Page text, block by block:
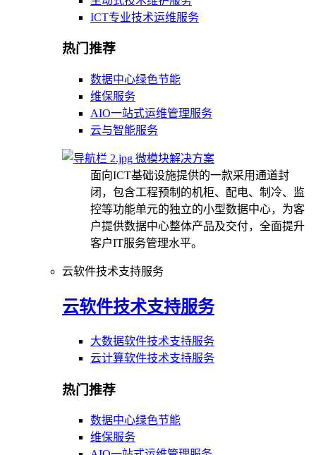
ICT专业技术运维服务
热门推荐
数据中心绿色节能
维保服务
AIO一站式运维管理服务
云与智能服务
微模块解决方案
面向ICT基础设施提供的一款采用通道封
闭，包含工程预制的机柜、配电、制冷、监
控等功能单元的独立的小型数据中心，为客
户提供数据中心整体产品及交付，全面提升
客户IT服务管理水平。
云软件技术支持服务
云软件技术支持服务
大数据软件技术支持服务
云计算软件技术支持服务
热门推荐
数据中心绿色节能
维保服务